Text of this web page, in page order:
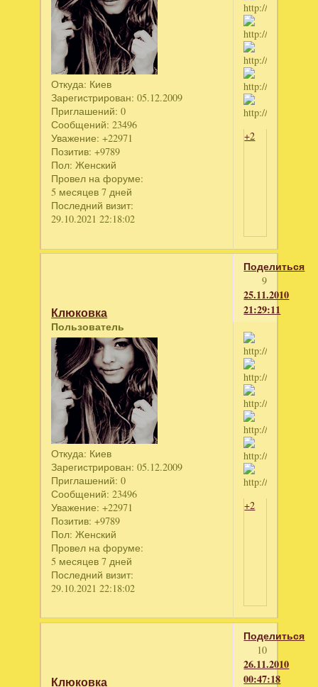
Откуда: Киев
Зарегистрирован: 05.12.2009
Приглашений: 0
Сообщений: 23496
Уважение: +22971
Позитив: +9789
Пол: Женский
Провел на форуме:
5 месяцев 7 дней
Последний визит:
29.10.2021 22:18:02
+2
Поделиться
9
25.11.2010
21:29:11
Клюковка
Пользователь
Откуда: Киев
Зарегистрирован: 05.12.2009
Приглашений: 0
Сообщений: 23496
Уважение: +22971
Позитив: +9789
Пол: Женский
Провел на форуме:
5 месяцев 7 дней
Последний визит:
29.10.2021 22:18:02
+2
Поделиться
10
26.11.2010
00:47:18
Клюковка